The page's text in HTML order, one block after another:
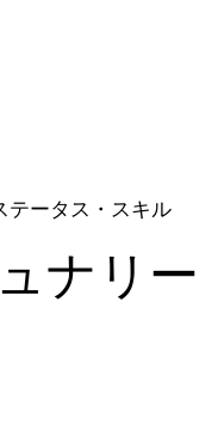
テータス・スキル
ナリ